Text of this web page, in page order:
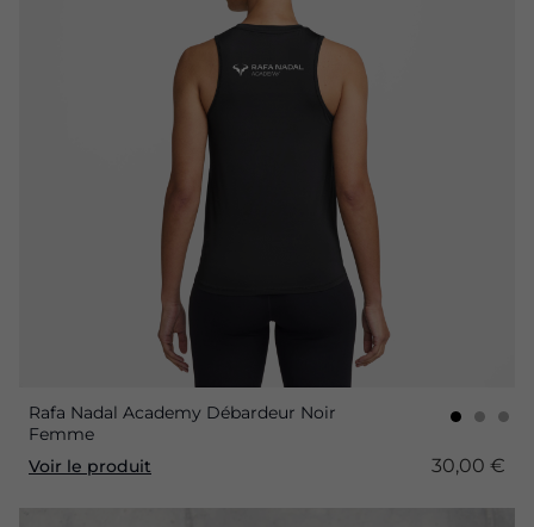
Rafa Nadal Academy Débardeur Noir
Femme
Voir le produit
30,00 €